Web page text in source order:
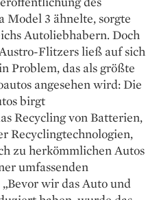
Model 3 ähnelte, sorgte
Auto­liebhabern. Doch
Flitzers ließ auf sich
Problem, das als größte
angesehen wird: Die
birgt
Recycling von Batterien,
Recyclingtechnologien,
zu herkömmlichen Autos
umfassenden
wir das Auto und